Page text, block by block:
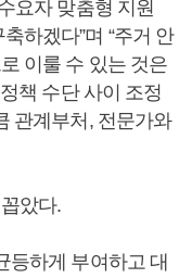
요자 맞춤형 지원
하겠다”며 “주거 안
이룰 수 있는 것은
책 수단 사이 조정
관계부처, 전문가와
았다.
등하게 부여하고 대